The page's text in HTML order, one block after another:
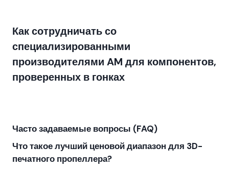
Как сотрудничать со
специализированными
производителями AM для компонентов,
проверенных в гонках
Часто задаваемые вопросы (FAQ)
Что такое лучший ценовой диапазон для 3D-
печатного пропеллера?